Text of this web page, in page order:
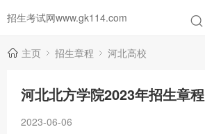
招生考试网www.gk114.com
主页 招生章程 河北高校
河北北方学院2023年招生章程
2023-06-06